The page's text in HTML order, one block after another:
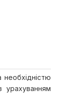
урахуванням